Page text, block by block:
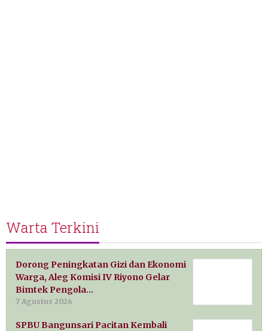
Warta Terkini
Dorong Peningkatan Gizi dan Ekonomi
Warga, Aleg Komisi IV Riyono Gelar
Bimtek Pengola…
7 Agustus 2026
SPBU Bangunsari Pacitan Kembali